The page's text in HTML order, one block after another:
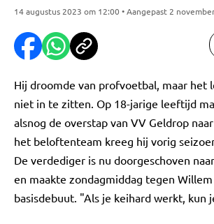
14 augustus 2023 om 12:00 • Aangepast 2
Hij droomde van profvoetbal, maar het
niet in te zitten. Op 18-jarige leeftijd
alsnog de overstap van VV Geldrop
het beloftenteam kreeg hij vorig
De verdediger is nu doorgeschoven
en maakte zondagmiddag tegen
basisdebuut. "Als je keihard werkt, kun